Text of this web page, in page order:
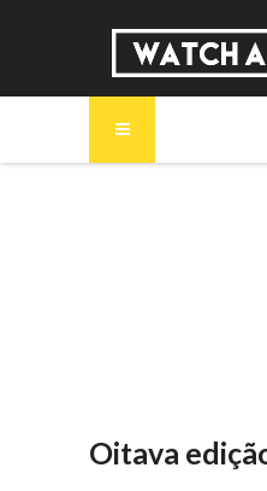
Oitava